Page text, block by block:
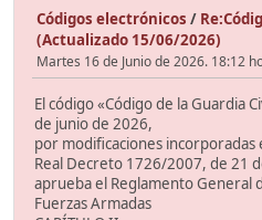
Códigos electrónicos /
(Actualizado 15/06/2026)
Martes 16 de Junio de 2026. 18:12
El código «Código de la Guardia
de junio de 2026,
por modificaciones incorporadas
Real Decreto 1726/2007, de 21
aprueba el Reglamento General
Fuerzas Armadas